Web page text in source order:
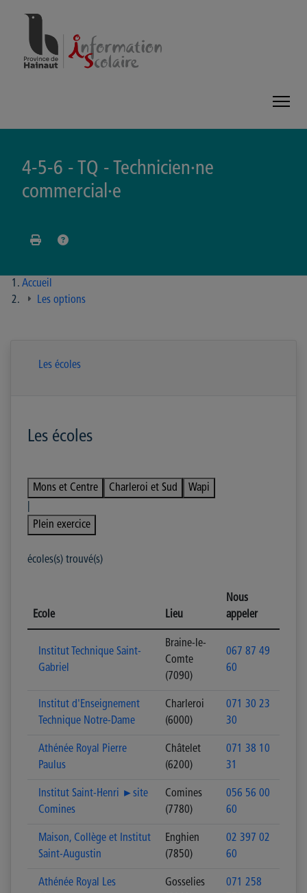
4-5-6 - TQ - Technicien·ne
commercial·e
Accueil
Les options
Les écoles
Les écoles
Mons et Centre Charleroi et Sud
Wapi
Plein exercice
écoles(s) trouvé(s)
Ecole Lieu
Nous
appeler
Institut Technique Saint-
Gabriel
Braine-le-
Comte
(7090)
067 87 49
60
Institut d'Enseignement
Technique Notre-Dame
Charleroi
(6000)
071 30 23
30
Athénée Royal Pierre
Paulus
Châtelet
(6200)
071 38 10
31
Institut Saint-Henri ►site
Comines
Comines
(7780)
056 56 00
60
Maison, Collège et Institut
Saint-Augustin
Enghien
(7850)
02 397 02
60
Athénée Royal Les
Gosselies
071 258